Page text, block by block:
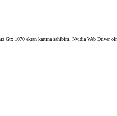
Gtx 1070 ekran kartına sahibim. Nvidia Web Driver